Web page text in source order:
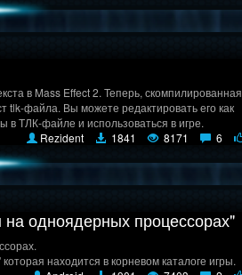
в Mass Effect 2. Теперь, скомпилированная
tlk-файла. Вы можете редактировать его как
ТЛК-файле и использоваться в игре.
Rezident
1841 8171 6
одноядерных процессорах"
находится в корневом каталоге игры.